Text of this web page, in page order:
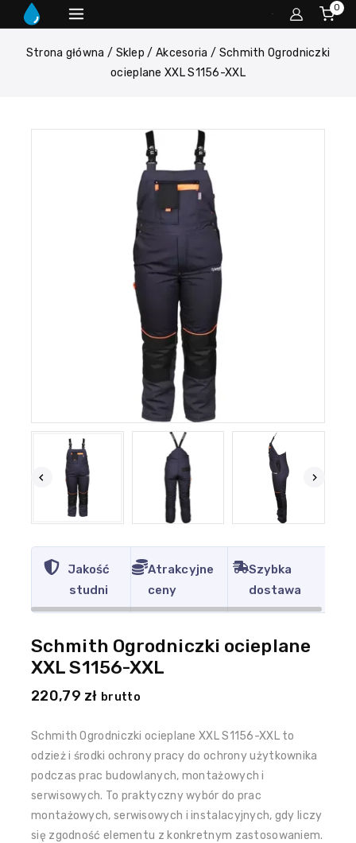
0
Strona główna / Sklep / Akcesoria / Schmith Ogrodniczki
ocieplane XXL S1156-XXL
Jakość
studni
Atrakcyjne
ceny
Szybka
dostawa
Schmith Ogrodniczki ocieplane
XXL S1156-XXL
220,79 zł brutto
Schmith Ogrodniczki ocieplane XXL S1156-XXL to
odzież i środki ochrony pracy do ochrony użytkownika
podczas prac budowlanych, montażowych i
serwisowych. To praktyczny wybór do prac
montażowych, serwisowych i instalacyjnych, gdy liczy
się zgodność elementu z konkretnym zastosowaniem.